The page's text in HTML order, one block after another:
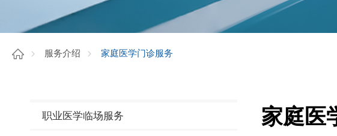
服务介绍 家庭医学门诊服务
职业医学临场服务 家庭医